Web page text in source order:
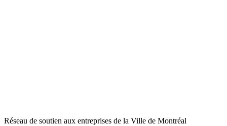
Réseau de soutien aux entreprises de la Ville de Montréal